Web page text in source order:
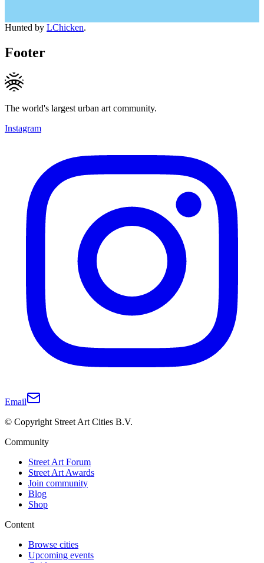
Hunted by LChicken.
Footer
The world's largest urban art community.
Instagram
Email
© Copyright Street Art Cities B.V.
Community
Street Art Forum
Street Art Awards
Join community
Blog
Shop
Content
Browse cities
Upcoming events